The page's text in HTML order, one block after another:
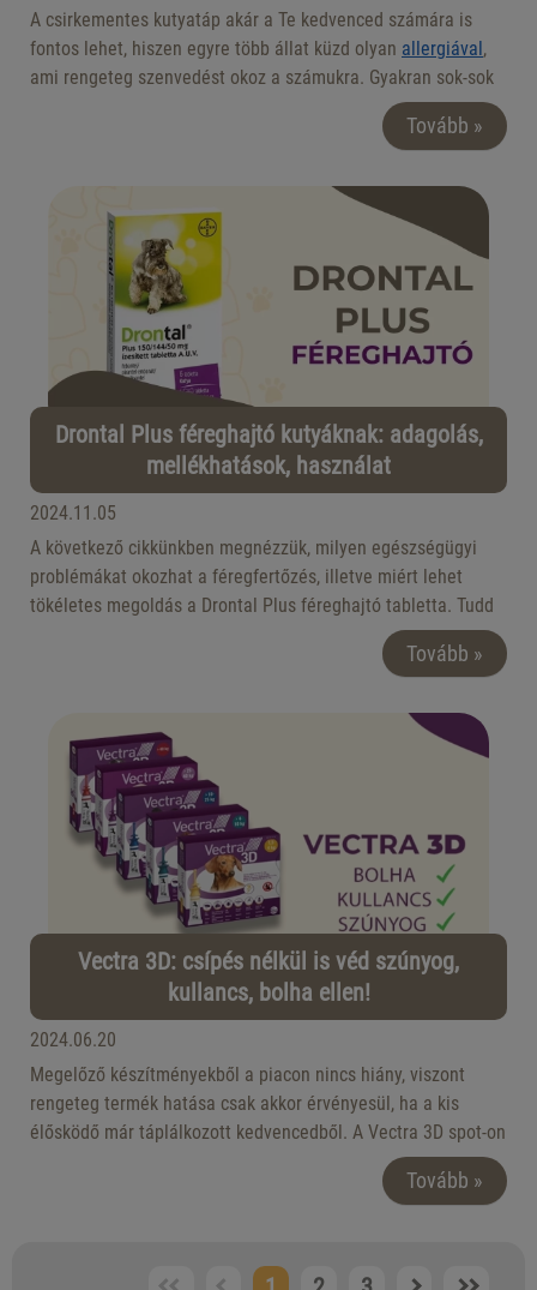
A csirkementes kutyatáp akár a Te kedvenced számára is
fontos lehet, hiszen egyre több állat küzd olyan allergiával,
ami rengeteg szenvedést okoz a számukra. Gyakran sok-sok
idő eltelik a tünetek megjelenése és a diagnózis felállítása
között, ezért baj esetén érdemes lehet hamar kipróbálni
tudnod a kutyák csirke allergiájáról, és mit tehet ez ellen egy
csirkét nem tartalmazó eledel.
Tovább »
Drontal Plus féreghajtó kutyáknak: adagolás,
mellékhatások, használat
2024.11.05
A következő cikkünkben megnézzük, milyen egészségügyi
problémákat okozhat a féregfertőzés, illetve miért lehet
tökéletes megoldás a Drontal Plus féreghajtó tabletta. Tudd
meg, hogyan kell használni, mire jó, milyen mellékhatásokat
okozhat, illetve milyen esetekben nem szabad alkalmazni!
Tovább »
Vectra 3D: csípés nélkül is véd szúnyog,
kullancs, bolha ellen!
2024.06.20
Megelőző készítményekből a piacon nincs hiány, viszont
rengeteg termék hatása csak akkor érvényesül, ha a kis
élősködő már táplálkozott kedvencedből. A Vectra 3D spot-on
Nézzük meg, miért érdemes ezt választanod kutyád számára
Tovább »